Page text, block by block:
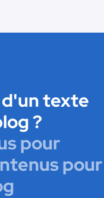
d'un texte
?
pour
pour